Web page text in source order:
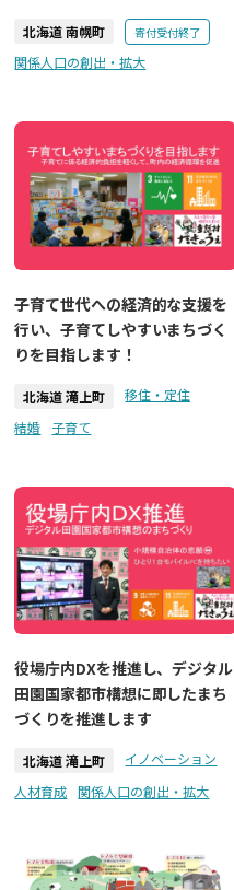
北海道 南幌町 寄付受付終了
関係人口の創出・拡大
子育て世代への経済的な支援を
行い、子育てしやすいまちづく
りを目指します！
北海道 滝上町
移住・定住
結婚
子育て
役場庁内DXを推進し、デジタル
田園国家都市構想に即したまち
づくりを推進します
北海道 滝上町
イノベーション
人材育成
関係人口の創出・拡大